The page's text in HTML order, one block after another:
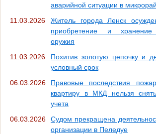
аварийной ситуации в
11.03.2026
Житель города Ленск
приобретение и хранение
оружия
11.03.2026
Похитив золотую цепочку и
условный срок
06.03.2026
Правовые последствия
квартиру в МКД нельзя
учета
06.03.2026
Судом прекращена
организации в Пеледуе